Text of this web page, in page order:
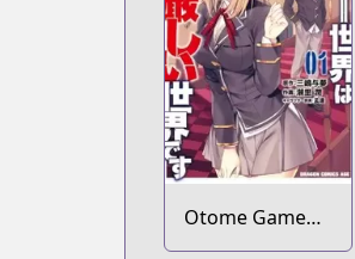
Otome Game
Sekai wa Mob ni